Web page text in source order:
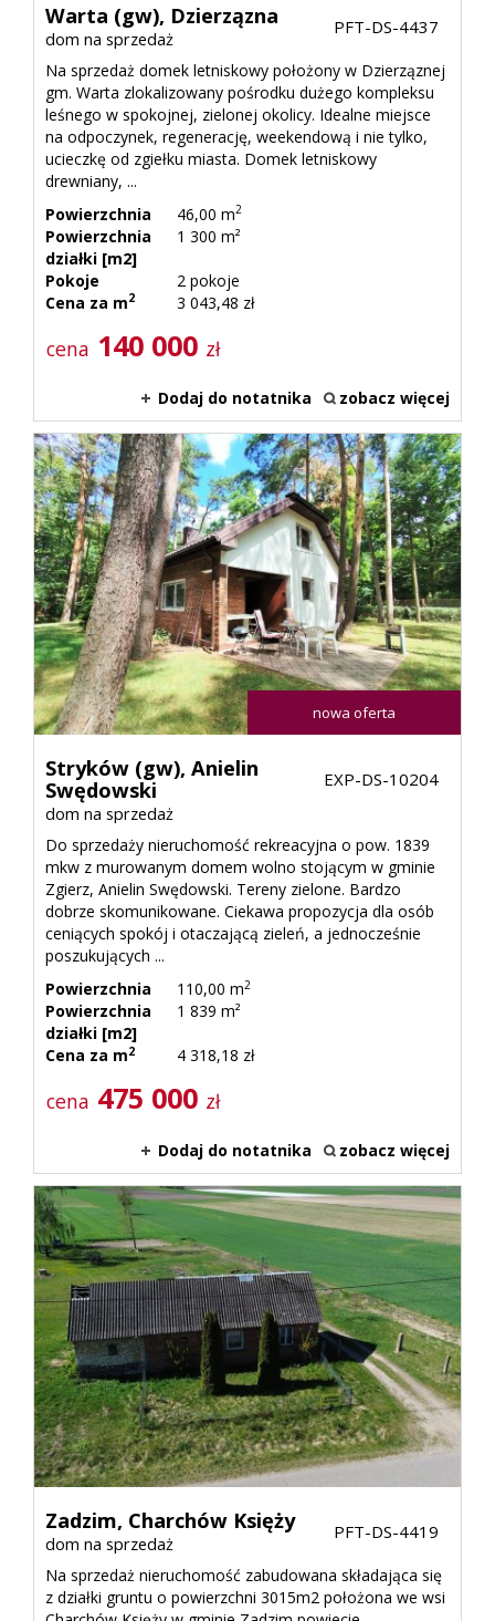
Warta (gw), Dzierzązna
dom na sprzedaż
PFT-DS-4437
Na sprzedaż domek letniskowy położony w Dzierząznej
gm. Warta zlokalizowany pośrodku dużego kompleksu
leśnego w spokojnej, zielonej okolicy. Idealne miejsce
na odpoczynek, regenerację, weekendową i nie tylko,
ucieczkę od zgiełku miasta. Domek letniskowy
drewniany, ...
Powierzchnia
46,00 m2
Powierzchnia
działki [m2]
1 300 m²
Pokoje
2 pokoje
Cena za m2 3 043,48 zł
cena 140 000 zł
Dodaj do notatnika zobacz więcej
nowa oferta
Stryków (gw), Anielin
Swędowski
dom na sprzedaż
EXP-DS-10204
Do sprzedaży nieruchomość rekreacyjna o pow. 1839
mkw z murowanym domem wolno stojącym w gminie
Zgierz, Anielin Swędowski. Tereny zielone. Bardzo
dobrze skomunikowane. Ciekawa propozycja dla osób
ceniących spokój i otaczającą zieleń, a jednocześnie
poszukujących ...
Powierzchnia
110,00 m2
Powierzchnia
działki [m2]
1 839 m²
Cena za m2 4 318,18 zł
cena 475 000 zł
Dodaj do notatnika zobacz więcej
Zadzim, Charchów Księży
dom na sprzedaż
PFT-DS-4419
Na sprzedaż nieruchomość zabudowana składająca się
z działki gruntu o powierzchni 3015m2 położona we wsi